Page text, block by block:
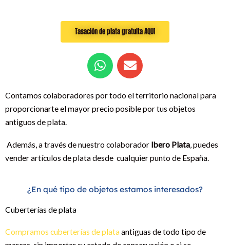
Tasación de plata gratuita AQUí
W
h
t
s
p
E
n
e
l
e
Contamos colaboradores por todo el territorio nacional para
proporcionarte el mayor precio posible por tus objetos
antiguos de plata.
Además, a través de nuestro colaborador Ibero Plata, puedes
vender artículos de plata desde cualquier punto de España.
¿En qué tipo de objetos estamos interesados?
Cuberterías de plata
Compramos cuberterías de plata antiguas de todo tipo de